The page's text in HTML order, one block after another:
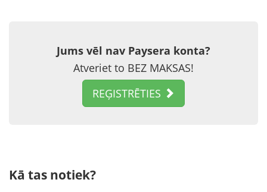
Jums vēl nav Paysera konta?
Atveriet to BEZ MAKSAS!
REĢISTRĒTIES
Kā tas notiek?